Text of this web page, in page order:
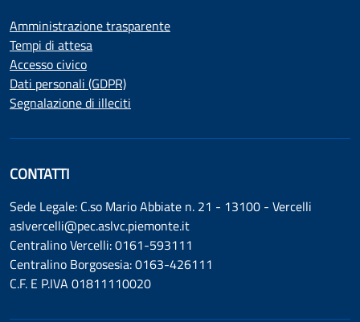
Amministrazione trasparente
Tempi di attesa
Accesso civico
Dati personali (GDPR)
Segnalazione di illeciti
CONTATTI
Sede Legale: C.so Mario Abbiate n. 21 - 13100 - Vercelli
aslvercelli@pec.aslvc.piemonte.it
Centralino Vercelli: 0161-593111
Centralino Borgosesia: 0163-426111
C.F. E P.IVA 01811110020